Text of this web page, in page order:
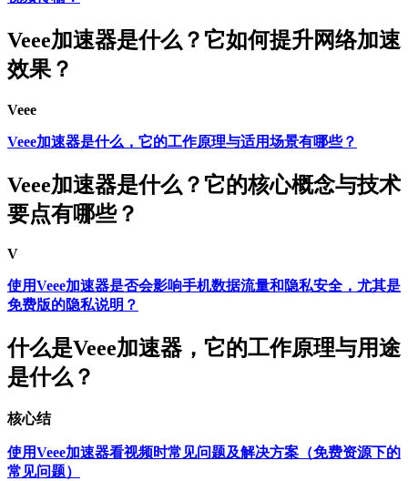
Veee加速器是什么？它如何提升网络加速
效果？
Veee
Veee加速器是什么，它的工作原理与适用场景有哪些？
Veee加速器是什么？它的核心概念与技术
要点有哪些？
V
使用Veee加速器是否会影响手机数据流量和隐私安全，尤其是
免费版的隐私说明？
什么是Veee加速器，它的工作原理与用途
是什么？
核心结
使用Veee加速器看视频时常见问题及解决方案（免费资源下的
常见问题）